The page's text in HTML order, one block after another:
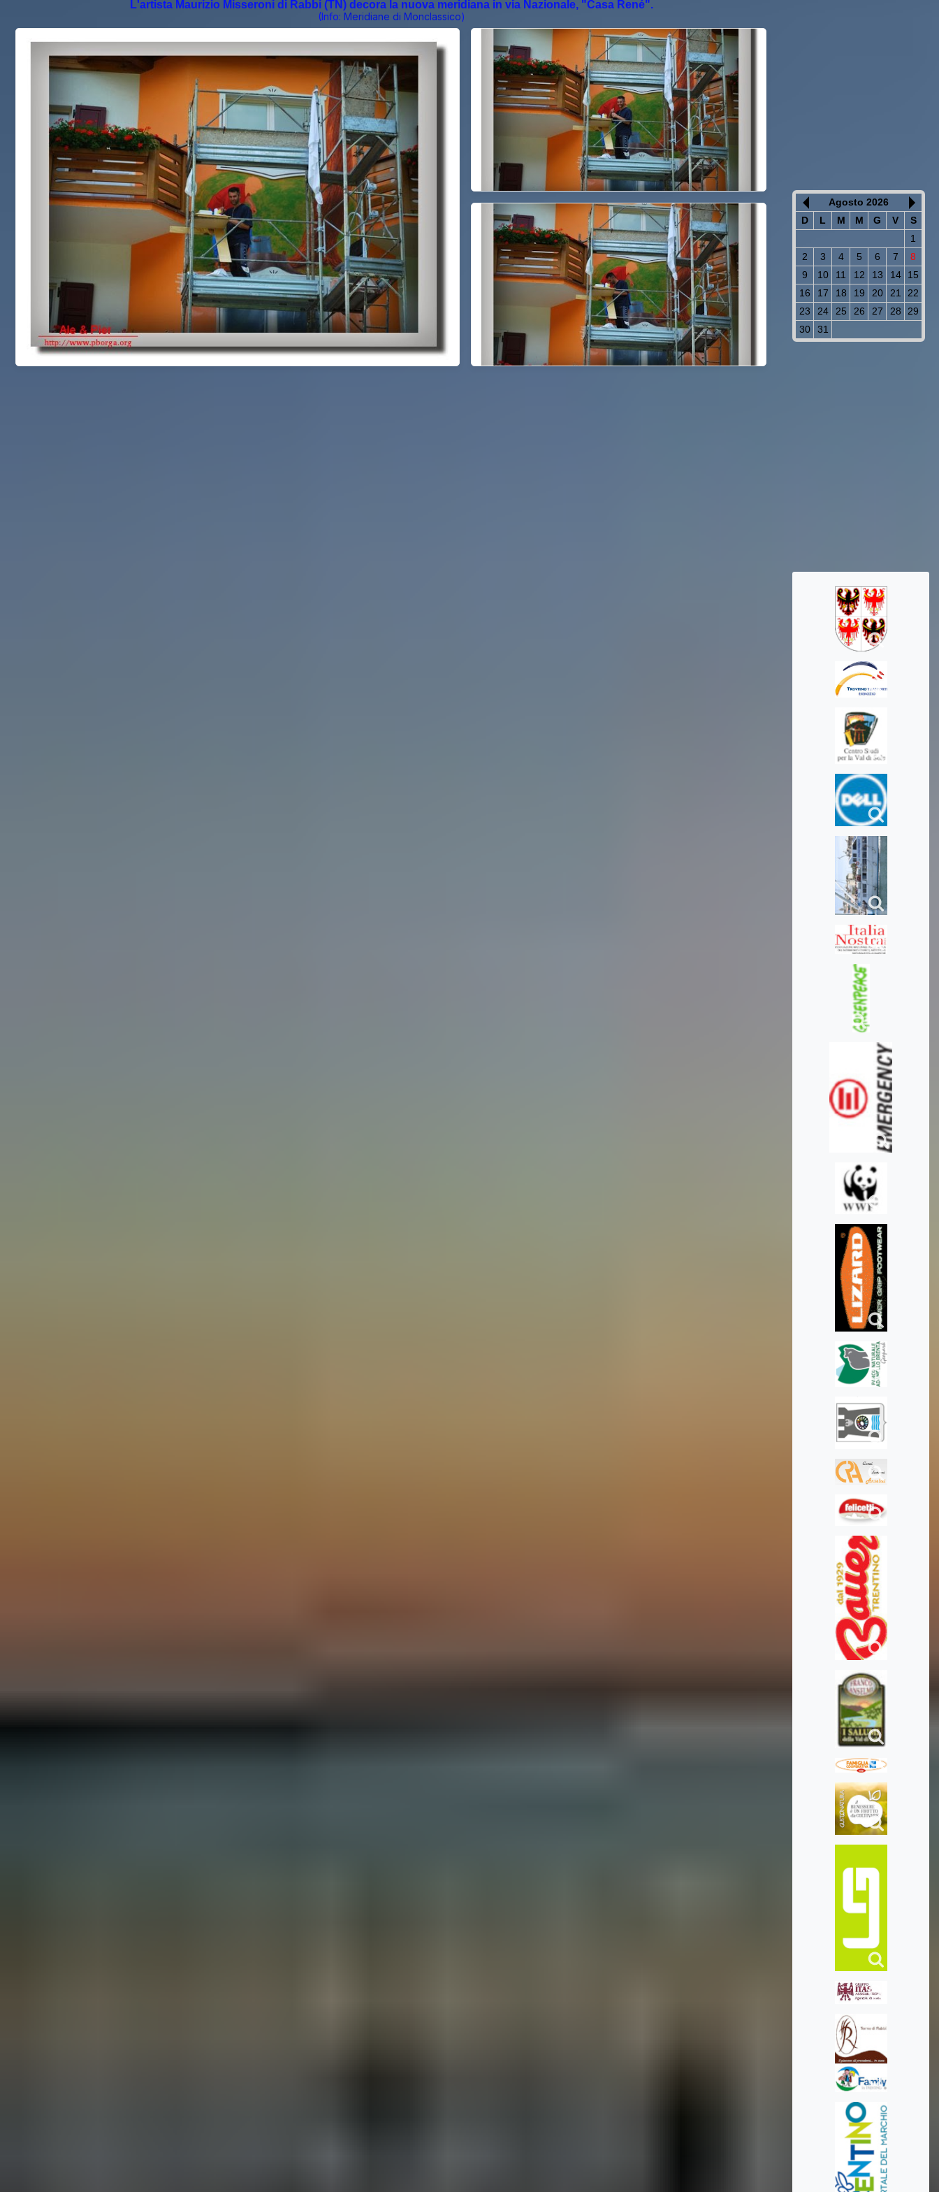
L'artista Maurizio Misseroni di Rabbi (TN) decora la nuova meridiana in via Nazionale, "Casa René".
(Info: Meridiane di Monclassico)
Agosto 2026
D
L M M G V
S
1
2
3 4 5 6 7
8
9
10 11 12 13 14
15
16
17 18 19 20 21
22
23
24 25 26 27 28
29
30
31